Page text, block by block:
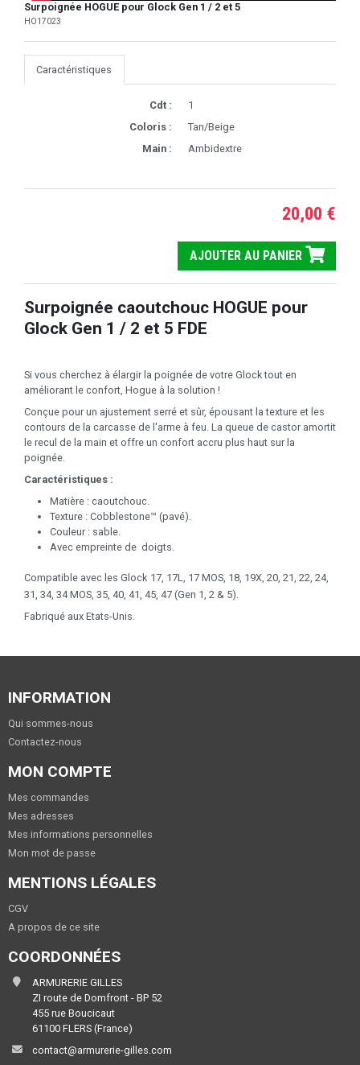
Surpoignée HOGUE pour Glock Gen 1 / 2 et 5
HO17023
Caractéristiques
Cdt :
1
Coloris :
Tan/Beige
Main :
Ambidextre
20,00 €
AJOUTER AU PANIER
Surpoignée caoutchouc HOGUE pour
Glock Gen 1 / 2 et 5 FDE
Si vous cherchez à élargir la poignée de votre Glock tout en
améliorant le confort, Hogue à la solution !
Conçue pour un ajustement serré et sûr, épousant la texture et les
contours de la carcasse de l'arme à feu. La queue de castor amortit
le recul de la main et offre un confort accru plus haut sur la
poignée.
Caractéristiques :
Matière : caoutchouc.
Texture : Cobblestone™ (pavé).
Couleur : sable.
Avec empreinte de doigts.
Compatible avec les Glock 17, 17L, 17 MOS, 18, 19X, 20, 21, 22, 24,
31, 34, 34 MOS, 35, 40, 41, 45, 47 (Gen 1, 2 & 5).
Fabriqué aux Etats-Unis.
INFORMATION
Qui sommes-nous
Contactez-nous
MON COMPTE
Mes commandes
Mes adresses
Mes informations personnelles
Mon mot de passe
MENTIONS LÉGALES
CGV
A propos de ce site
COORDONNÉES
ARMURERIE GILLES
ZI route de Domfront - BP 52
455 rue Boucicaut
61100 FLERS (France)
contact@armurerie-gilles.com